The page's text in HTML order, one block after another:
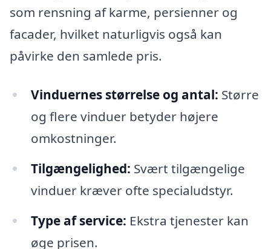
som rensning af karme, persienner og
facader, hvilket naturligvis også kan
påvirke den samlede pris.
Vinduernes størrelse og antal: Større
og flere vinduer betyder højere
omkostninger.
Tilgængelighed: Svært tilgængelige
vinduer kræver ofte specialudstyr.
Type af service: Ekstra tjenester kan
øge prisen.